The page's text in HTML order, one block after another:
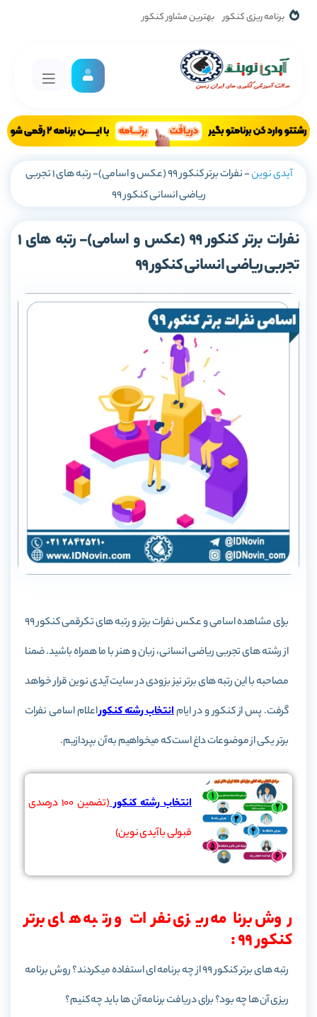
برنامه ریزی کنکور بهترین مشاور کنکور
آیدی نوین-
نفرات برتر کنکور 99 (عکس و اسامی)- رتبه های 1 تجربی
ریاضی انسانی کنکور 99
نفرات برتر کنکور 99 (عکس و اسامی)- رتبه های 1
تجربی ریاضی انسانی کنکور 99
برای مشاهده اسامی و عکس نفرات برتر و رتبه های تکرقمی کنکور 99
از رشته های تجربی ریاضی انسانی، زبان و هنر با ما همراه باشید. ضمنا
مصاحبه با این رتبه های برتر نیز بزودی در سایت آیدی نوین قرار خواهد
گرفت. پس از کنکور و در ایامانتخاب رشته کنکوراعلام اسامی نفرات
برتر یکی از موضوعات داغ است که میخواهیم به آن بپردازیم.
انتخاب رشته کنکور
(تضمین 100 درصدی
قبولی با آیدی نوین)
روش برنامه ریزی نفرات و رتبه های برتر
کنکور 99 :
رتبه های برتر کنکور 99 از چه برنامه ای استفاده میکردند؟ روش برنامه
ریزی آن ها چه بود؟ برای دریافت برنامه آن ها باید چه کنیم؟